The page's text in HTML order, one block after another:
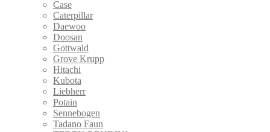
Case
Caterpillar
Daewoo
Doosan
Gottwald
Grove Krupp
Hitachi
Kubota
Liebherr
Potain
Sennebogen
Tadano Faun